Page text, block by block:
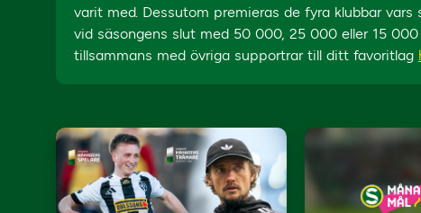
varit med. Dessutom premieras de fyra klubbar
vid säsongens slut med 50 000, 25 000 eller 15
tillsammans med övriga supportrar till ditt favoritlag